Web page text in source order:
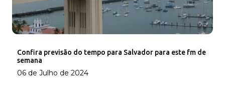
Confira previsão do tempo para Salvador para este fm de
semana
06 de Julho de 2024